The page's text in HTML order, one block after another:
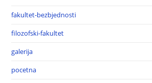
fakultet-bezbjednosti
filozofski-fakultet
galerija
pocetna